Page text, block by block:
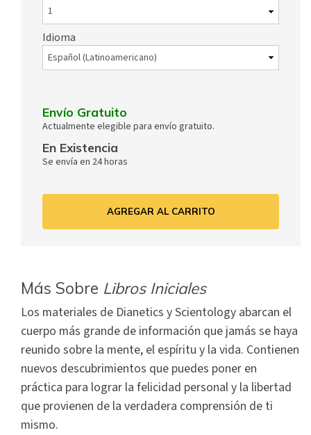
Idioma
Envío Gratuito
Actualmente elegible para envío gratuito.
En Existencia
Se envía en 24 horas
AGREGAR AL CARRITO
Más Sobre Libros Iniciales
Los materiales de Dianetics y Scientology abarcan el
cuerpo más grande de información que jamás se haya
reunido sobre la mente, el espíritu y la vida. Contienen
nuevos descubrimientos que puedes poner en
práctica para lograr la felicidad personal y la libertad
que provienen de la verdadera comprensión de ti
mismo.